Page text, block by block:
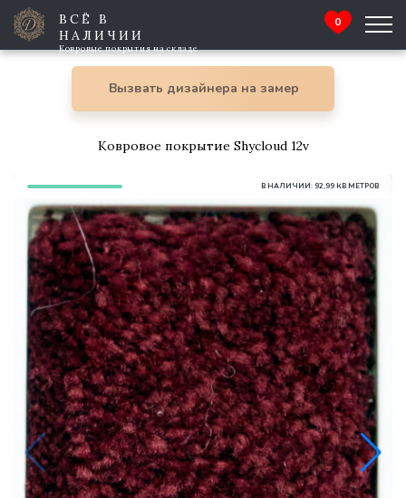
0
ВСЁ В
НАЛИЧИИ
Ковровые покрытия на складе
Вызвать дизайнера на замер
Ковровое покрытие Shycloud 12v
В НАЛИЧИИ: 92,99 КВ.МЕТРОВ